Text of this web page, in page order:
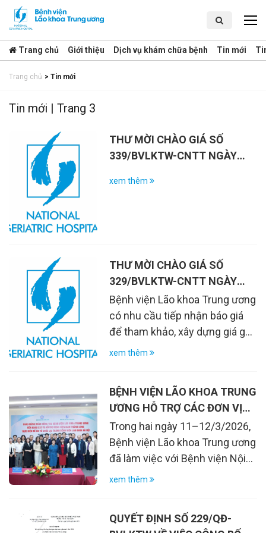
Trang chủ Giới thiệu Dịch vụ khám chữa bệnh Tin mới
Trang chủ > Tin mới
Tin mới | Trang 3
THƯ MỜI CHÀO GIÁ SỐ
339/BVLKTW-CNTT NGÀY
xem thêm
THƯ MỜI CHÀO GIÁ SỐ
329/BVLKTW-CNTT NGÀY
16/3/2026
Bệnh viện Lão khoa Trung ương
có nhu cầu tiếp nhận báo giá
để tham khảo, xây dựng giá gói
thầu, làm cơ sở tổ chức lựa
cụ thể như sau:
xem thêm
BỆNH VIỆN LÃO KHOA TRUNG
ƯƠNG HỖ TRỢ CÁC ĐƠN VỊ
TRIỂN KHAI CÔNG TÁC KHÁM
CHỮA BỆNH LÃO KHOA
Trong hai ngày 11–12/3/2026,
Bệnh viện Lão khoa Trung ương
đã làm việc với Bệnh viện Nội
tiết tỉnh Lào Cai và Bệnh viện
hỗ trợ các đơn vị trong việc
xem thêm
QUYẾT ĐỊNH SỐ 229/QĐ-